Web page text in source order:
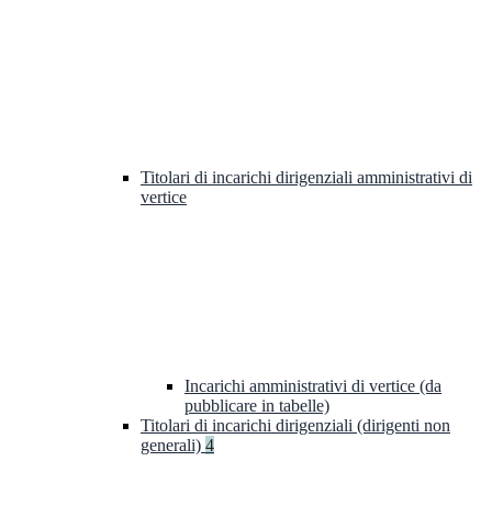
Titolari di incarichi dirigenziali amministrativi di
vertice
Incarichi amministrativi di vertice (da
pubblicare in tabelle)
Titolari di incarichi dirigenziali (dirigenti non
generali) 4